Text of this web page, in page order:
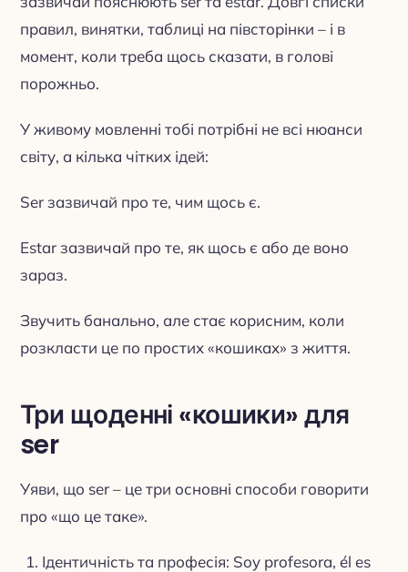
правил, винятки, таблиці на півсторінки – і в
момент, коли треба щось сказати, в голові
порожньо.
У живому мовленні тобі потрібні не всі нюанси
світу, а кілька чітких ідей:
Ser зазвичай про те, чим щось є.
Estar зазвичай про те, як щось є або де воно
зараз.
Звучить банально, але стає корисним, коли
розкласти це по простих «кошиках» з життя.
Три щоденні «кошики» для
ser
Уяви, що ser – це три основні способи говорити
про «що це таке».
Ідентичність та професія: Soy profesora, él es